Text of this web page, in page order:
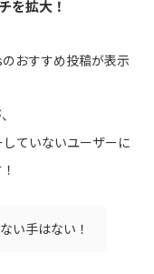
を拡大！
おすすめ投稿が表示
ていないユーザーに
い手はない！